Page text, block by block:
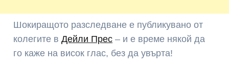
Шокиращото разследване е публикувано от
колегите вДейли Прес – и е време някой да
го каже на висок глас, без да увърта!